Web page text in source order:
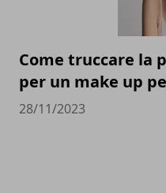
Come truccare la
per un make up
28/11/2023